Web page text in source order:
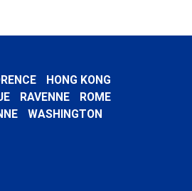
HONG KONG
RAVENNE
ROME
WASHINGTON